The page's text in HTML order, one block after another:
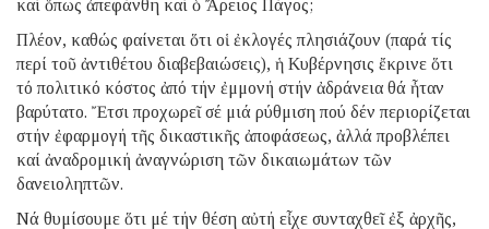
καί ὅπως ἀπεφάνθη καί ὁ Ἄρειος Πάγος;
Πλέον, καθώς φαίνεται ὅτι οἱ ἐκλογές πλησιάζουν (παρά τίς
περί τοῦ ἀντιθέτου διαβεβαιώσεις), ἡ Κυβέρνησις ἔκρινε ὅτι
τό πολιτικό κόστος ἀπό τήν ἐμμονή στήν ἀδράνεια θά ἦταν
βαρύτατο. Ἔτσι προχωρεῖ σέ μιά ρύθμιση πού δέν περιορίζεται
στήν ἐφαρμογή τῆς δικαστικῆς ἀποφάσεως, ἀλλά προβλέπει
καί ἀναδρομική ἀναγνώριση τῶν δικαιωμάτων τῶν
δανειοληπτῶν.
Νά θυμίσουμε ὅτι μέ τήν θέση αὐτή εἶχε συνταχθεῖ ἐξ ἀρχῆς,